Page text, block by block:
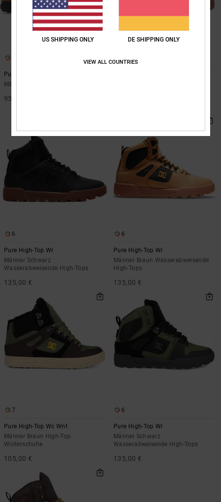
Pure Wnt
Männer Orange Winter-Schuhe
95,00 €
6
Pure High-Top Wr
Männer Schwarz
Wasserabweisende High-Tops
135,00 €
6
Pure High-Top Wr
Männer Braun Wasserabweisende
High-Tops
135,00 €
7
Pure High-Top Wc Wnt
Männer Braun High-Top-
Winterschuhe
105,00 €
6
Pure High-Top Wr
Männer Schwarz
Wasserabweisende High-Tops
135,00 €
US SHIPPING ONLY DE SHIPPING ONLY
VIEW ALL COUNTRIES